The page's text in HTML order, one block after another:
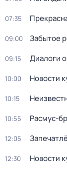
07:35
09:00 Забытое
09:15 Диалоги
10:00 Новости
10:15
10:55 Расмус-
12:05
12:30 Новости